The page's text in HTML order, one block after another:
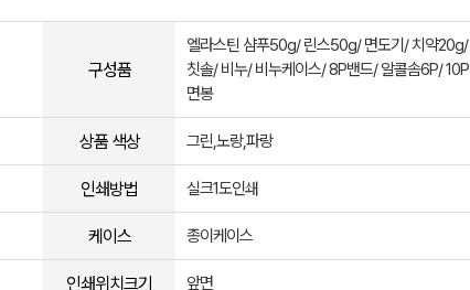
구성품
엘라스틴 샴푸50g/ 린스50g/ 면도기/ 치약20g/
칫솔/ 비누/ 비누케이스/ 8P밴드/ 알콜솜6P/ 10P
면봉
상품 색상 그린,노랑,파랑
인쇄방법 실크1도인쇄
케이스 종이케이스
인쇄위치크기 앞면